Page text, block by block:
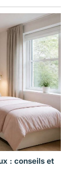
: conseils et